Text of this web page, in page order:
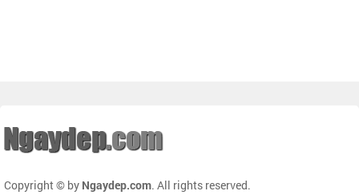
Copyright © by Ngaydep.com. All rights reserved.